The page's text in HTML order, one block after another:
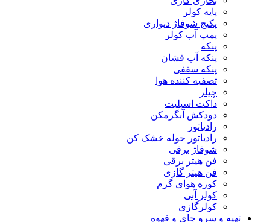
پایه کولر
پکیج شوفاژ دیواری
پمپ آب کولر
پنکه
پنکه آب فشان
پنکه سقفی
تصفیه کننده هوا
چیلر
داکت اسپلیت
دودکش آبگرمکن
رادیاتور
رادیاتور حوله خشک کن
شوفاژ برقی
فن هیتر برقی
فن هیتر گازی
کوره هوای گرم
کولر آبی
کولرگازی
تهیه و سرو چای و قهوه